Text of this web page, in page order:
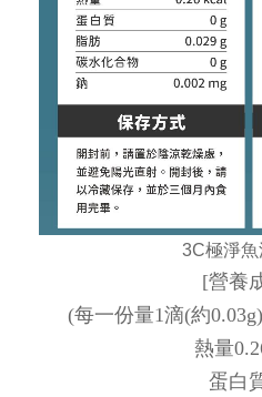
3C極淨魚
[營養
(每一份量1滴(約
熱量
蛋白